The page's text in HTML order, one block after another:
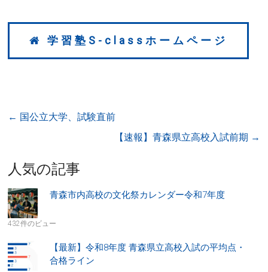
学習塾S-classホームページ
← 国公立大学、試験直前
【速報】青森県立高校入試前期 →
人気の記事
青森市内高校の文化祭カレンダー令和7年度
432件のビュー
【最新】令和8年度 青森県立高校入試の平均点・
合格ライン